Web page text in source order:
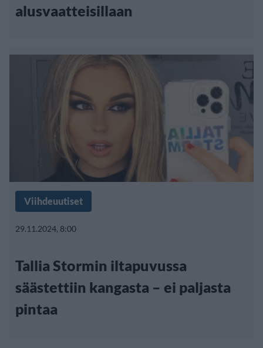
alusvaatteisillaan
Viihdeuutiset
29.11.2024, 8:00
Tallia Stormin iltapuvussa
säästettiin kangasta – ei paljasta
pintaa